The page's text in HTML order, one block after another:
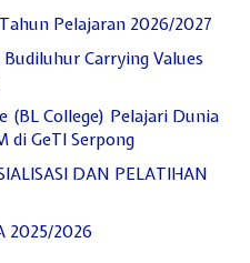
Pelajaran 2026/2027
Carrying Values
(BL College) Pelajari Dunia
di GeTI Serpong
DAN PELATIHAN
2025/2026